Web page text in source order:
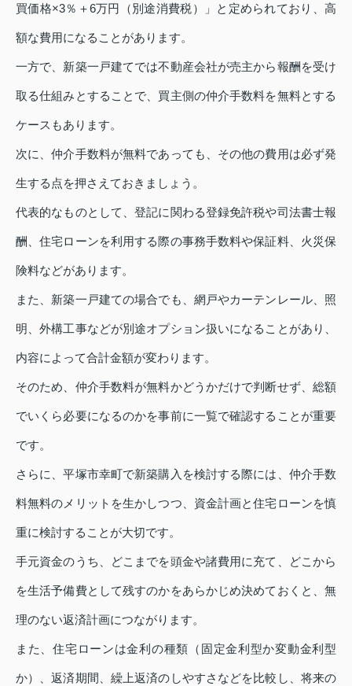
買価格×3％＋6万円（別途消費税）」と定められており、高
額な費用になることがあります。
一方で、新築一戸建てでは不動産会社が売主から報酬を受け
取る仕組みとすることで、買主側の仲介手数料を無料とする
ケースもあります。
次に、仲介手数料が無料であっても、その他の費用は必ず発
生する点を押さえておきましょう。
代表的なものとして、登記に関わる登録免許税や司法書士報
酬、住宅ローンを利用する際の事務手数料や保証料、火災保
険料などがあります。
また、新築一戸建ての場合でも、網戸やカーテンレール、照
明、外構工事などが別途オプション扱いになることがあり、
内容によって合計金額が変わります。
そのため、仲介手数料が無料かどうかだけで判断せず、総額
でいくら必要になるのかを事前に一覧で確認することが重要
です。
さらに、平塚市幸町で新築購入を検討する際には、仲介手数
料無料のメリットを生かしつつ、資金計画と住宅ローンを慎
重に検討することが大切です。
手元資金のうち、どこまでを頭金や諸費用に充て、どこから
を生活予備費として残すのかをあらかじめ決めておくと、無
理のない返済計画につながります。
また、住宅ローンは金利の種類（固定金利型か変動金利型
か）、返済期間、繰上返済のしやすさなどを比較し、将来の